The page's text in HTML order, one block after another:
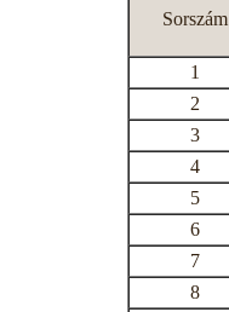
Sorszám
1
2
3
4
5
6
7
8